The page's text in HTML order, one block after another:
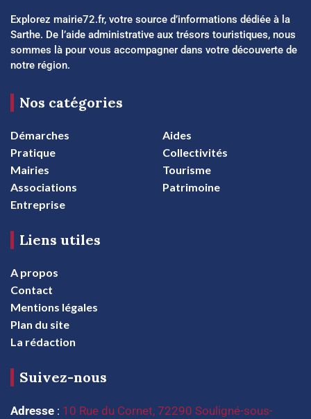
Explorez mairie72.fr, votre source d’informations dédiée à la
Sarthe. De l’aide administrative aux trésors touristiques, nous
sommes là pour vous accompagner dans votre découverte de
notre région.
Nos catégories
Démarches
Aides
Pratique
Collectivités
Mairies
Tourisme
Associations
Patrimoine
Entreprise
Liens utiles
A propos
Contact
Mentions légales
Plan du site
La rédaction
Suivez-nous
Adresse : 10 Rue du Cornet, 72290 Souligné-sous-